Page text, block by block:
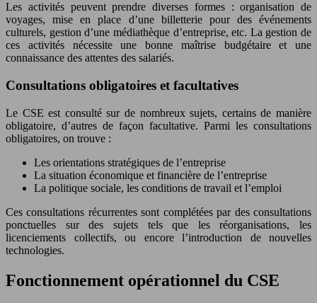
Les activités peuvent prendre diverses formes : organisation de
voyages, mise en place d’une billetterie pour des événements
culturels, gestion d’une médiathèque d’entreprise, etc. La gestion de
ces activités nécessite une bonne maîtrise budgétaire et une
connaissance des attentes des salariés.
Consultations obligatoires et facultatives
Le CSE est consulté sur de nombreux sujets, certains de manière
obligatoire, d’autres de façon facultative. Parmi les consultations
obligatoires, on trouve :
Les orientations stratégiques de l’entreprise
La situation économique et financière de l’entreprise
La politique sociale, les conditions de travail et l’emploi
Ces consultations récurrentes sont complétées par des consultations
ponctuelles sur des sujets tels que les réorganisations, les
licenciements collectifs, ou encore l’introduction de nouvelles
technologies.
Fonctionnement opérationnel du CSE